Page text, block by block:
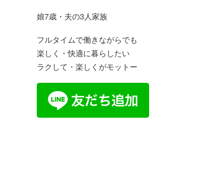
娘7歳・夫の3人家族
フルタイムで働きながらでも
楽しく・快適に暮らしたい
ラクして・楽しくがモットー